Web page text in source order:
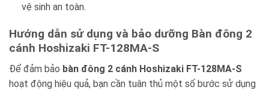
vệ sinh an toàn.
Hướng dẫn sử dụng và bảo dưỡng Bàn đông 2
cánh Hoshizaki FT-128MA-S
Để đảm bảo bàn đông 2 cánh Hoshizaki FT-128MA-S
hoạt động hiệu quả, bạn cần tuân thủ một số bước sử dụng